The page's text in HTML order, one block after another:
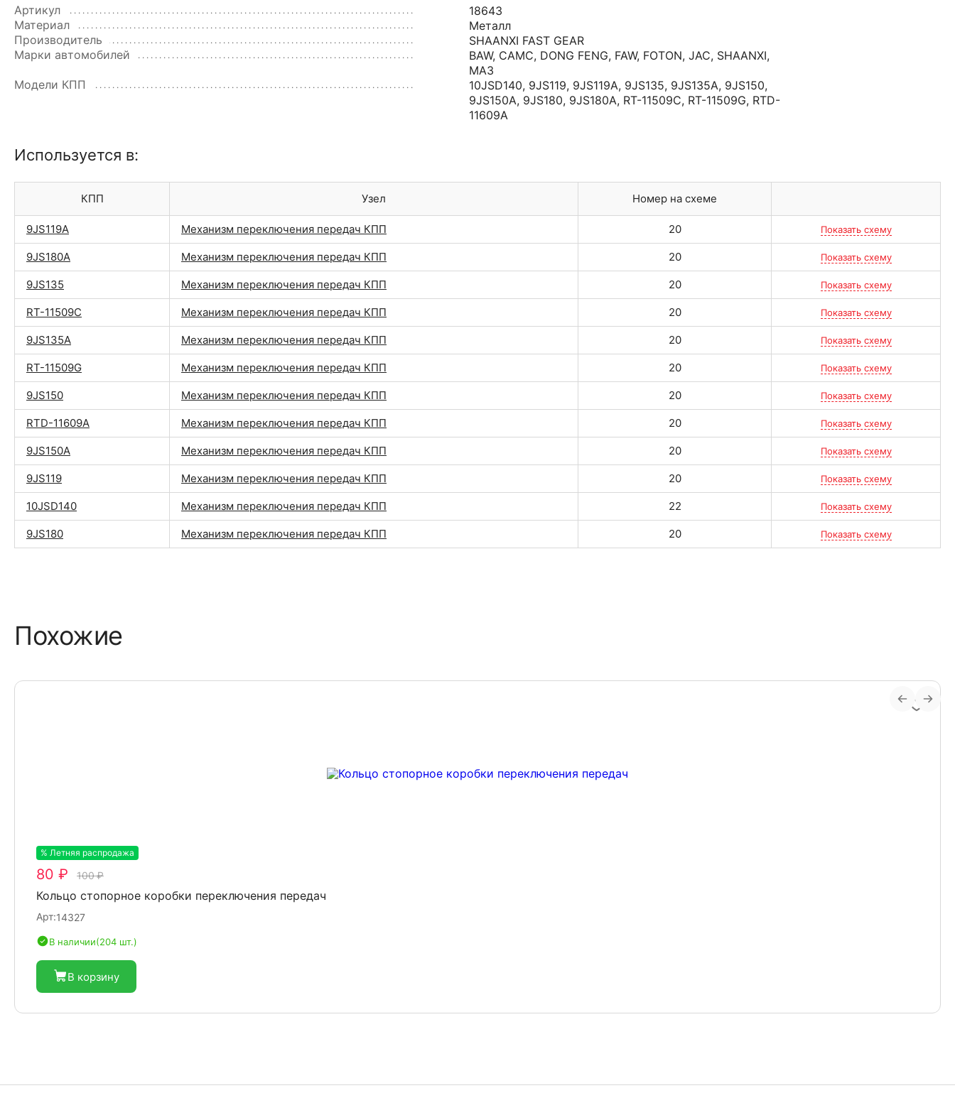
Артикул
18643
Материал
Металл
Производитель
SHAANXI FAST GEAR
Марки автомобилей
BAW, CAMC, DONG FENG, FAW, FOTON, JAC, SHAANXI,
МАЗ
Модели КПП
10JSD140, 9JS119, 9JS119A, 9JS135, 9JS135A, 9JS150,
9JS150A, 9JS180, 9JS180A, RT-11509C, RT-11509G, RTD-
11609A
Используется в:
КПП Узел Номер на схеме
9JS119A Механизм переключения передач КПП 20 Показать схему
9JS180A Механизм переключения передач КПП 20 Показать схему
9JS135 Механизм переключения передач КПП 20 Показать схему
RT-11509C Механизм переключения передач КПП 20 Показать схему
9JS135A Механизм переключения передач КПП 20 Показать схему
RT-11509G Механизм переключения передач КПП 20 Показать схему
9JS150 Механизм переключения передач КПП 20 Показать схему
RTD-11609A Механизм переключения передач КПП 20 Показать схему
9JS150A Механизм переключения передач КПП 20 Показать схему
9JS119 Механизм переключения передач КПП 20 Показать схему
10JSD140 Механизм переключения передач КПП 22 Показать схему
9JS180 Механизм переключения передач КПП 20 Показать схему
Похожие
% Летняя распродажа
80 ₽ 100 ₽
Кольцо стопорное коробки переключения передач
Арт:14327
В наличии(204 шт.)
В корзину